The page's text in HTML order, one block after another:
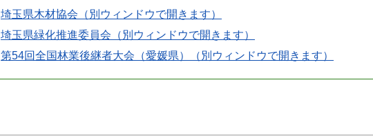
埼玉県木材協会（別ウィンドウで開きます）
埼玉県緑化推進委員会（別ウィンドウで開きます）
第54回全国林業後継者大会（愛媛県）（別ウィンドウで開きます）